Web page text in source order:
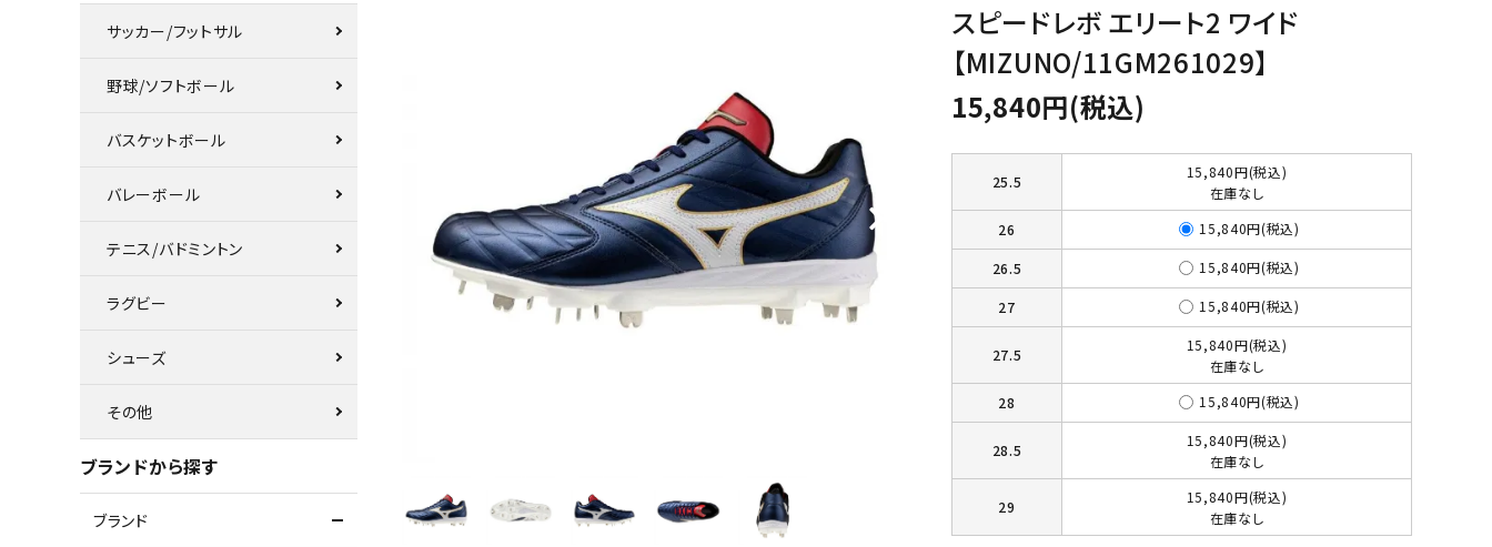
スピードレボ エリート2 ワイド
【MIZUNO/11GM261029】
15,840円(税込)
25.5
15,840円(税込)
在庫なし
26
15,840円(税込)
26.5 15,840円(税込)
27 15,840円(税込)
27.5
15,840円(税込)
在庫なし
28
15,840円(税込)
28.5
15,840円(税込)
在庫なし
29
15,840円(税込)
在庫なし
サッカー/フットサル
野球/ソフトボール
バスケットボール
バレーボール
テニス/バドミントン
ラグビー
シューズ
その他
ブランドから探す
ブランド